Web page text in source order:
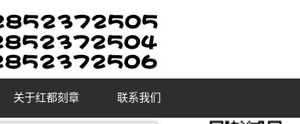
关于红都刻章 联系我们